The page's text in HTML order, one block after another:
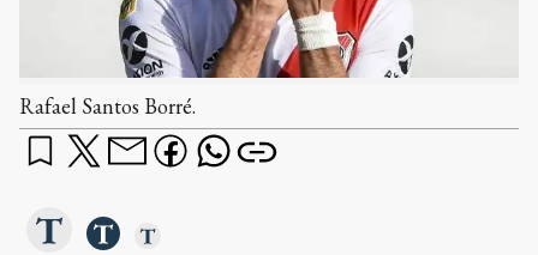
Rafael Santos Borré.